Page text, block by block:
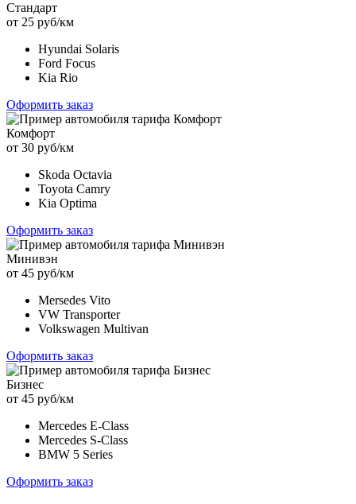
Стандарт
от 25 руб/км
Hyundai Solaris
Ford Focus
Kia Rio
Оформить заказ
Комфорт
от 30 руб/км
Skoda Octavia
Toyota Camry
Kia Optima
Оформить заказ
Минивэн
от 45 руб/км
Mersedes Vito
VW Transporter
Volkswagen Multivan
Оформить заказ
Бизнес
от 45 руб/км
Mercedes E-Class
Mercedes S-Class
BMW 5 Series
Оформить заказ